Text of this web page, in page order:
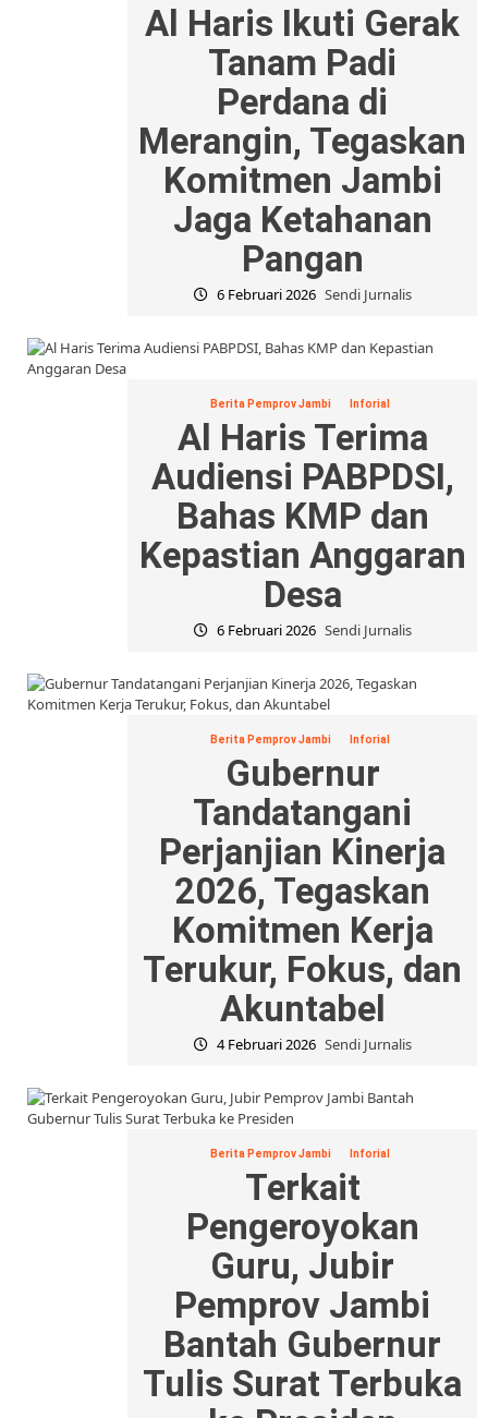
Al Haris Ikuti Gerak
Tanam Padi
Perdana di
Merangin, Tegaskan
Komitmen Jambi
Jaga Ketahanan
Pangan
6 Februari 2026 Sendi Jurnalis
Berita Pemprov Jambi Inforial
Al Haris Terima
Audiensi PABPDSI,
Bahas KMP dan
Kepastian Anggaran
Desa
6 Februari 2026 Sendi Jurnalis
Berita Pemprov Jambi Inforial
Gubernur
Tandatangani
Perjanjian Kinerja
2026, Tegaskan
Komitmen Kerja
Terukur, Fokus, dan
Akuntabel
4 Februari 2026 Sendi Jurnalis
Berita Pemprov Jambi Inforial
Terkait
Pengeroyokan
Guru, Jubir
Pemprov Jambi
Bantah Gubernur
Tulis Surat Terbuka